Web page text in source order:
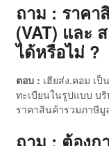
ถาม : ราคา
(VAT) และ
ได้หรือไม่ ?
ตอบ : เฮียส่ง.คอม เ
ทะเบียนในรูปแบบ บ
ราคาสินค้ารวมภาษีมู
ถาม : ต้องก